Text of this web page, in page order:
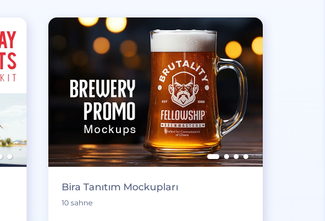
Bira Tanıtım Mockupları
10 sahne